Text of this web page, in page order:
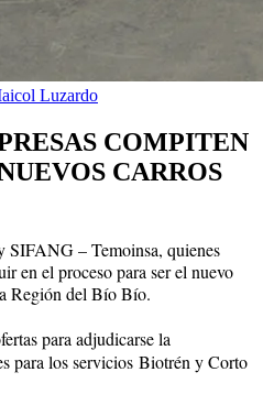
Luzardo
COMPITEN
CARROS
– Temoinsa, quienes
en el proceso para ser el nuevo
Región del Bío Bío.
para adjudicarse la
para los servicios Biotrén y Corto